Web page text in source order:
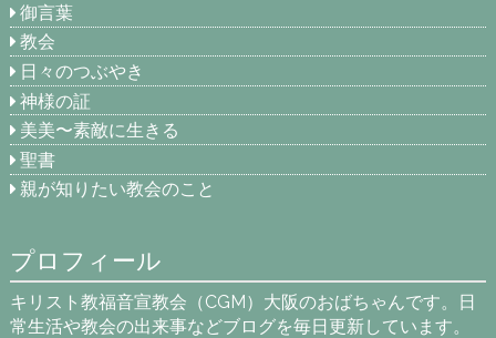
御言葉
教会
日々のつぶやき
神様の証
美美〜素敵に生きる
聖書
親が知りたい教会のこと
プロフィール
キリスト教福音宣教会（CGM）大阪のおばちゃんです。日
常生活や教会の出来事などブログを毎日更新しています。